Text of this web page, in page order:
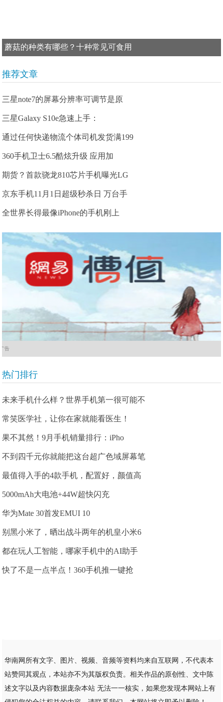
蘑菇的种类有哪些？十种常见可食用
推荐文章
三星note7的屏幕分辨率可调节是原
三星Galaxy S10e急速上手：
通过任何快递物流个体司机发货满199
360手机卫士6.5酷炫升级 应用加
期货？首款骁龙810芯片手机曝光LG
京东手机11月1日超级秒杀日 万台手
全世界长得最像iPhone的手机刚上
广告
热门排行
未来手机什么样？世界手机第一很可能不
常笑医学社，让你在家就能看医生！
果不其然！9月手机销量排行：iPho
不到四千元你就能把这台超广色域屏幕笔
最值得入手的4款手机，配置好，颜值高
5000mAh大电池+44W超快闪充
华为Mate 30首发EMUI 10
别黑小米了，晒出战斗两年的机皇小米6
都在玩人工智能，哪家手机中的AI助手
快了不是一点半点！360手机推一键抢
华南网所有文字、图片、视频、音频等资料均来自互联网，不代表本
站赞同其观点，本站亦不为其版权负责。相关作品的原创性、文中陈
述文字以及内容数据庞杂本站 无法一一核实，如果您发现本网站上有